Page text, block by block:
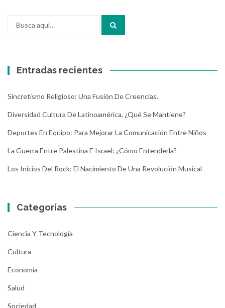
Entradas recientes
Sincretismo Religioso: Una Fusión De Creencias.
Diversidad Cultura De Latinoamérica, ¿Qué Se Mantiene?
Deportes En Equipo: Para Mejorar La Comunicación Entre Niños
La Guerra Entre Palestina E Israel: ¿Cómo Entenderla?
Los Inicios Del Rock: El Nacimiento De Una Revolución Musical
Categorías
Ciencia Y Tecnología
Cultura
Economía
Salud
Sociedad